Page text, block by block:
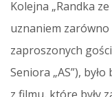
Kolejna „Randka
uznaniem zarówno
zaproszonych
Seniora „AS”),